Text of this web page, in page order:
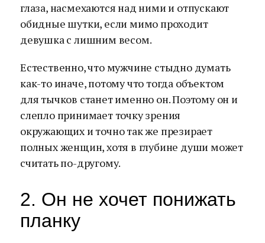
глаза, насмехаются над ними и отпускают
обидные шутки, если мимо проходит
девушка с лишним весом.
Естественно, что мужчине стыдно думать
как-то иначе, потому что тогда объектом
для тычков станет именно он. Поэтому он и
слепло принимает точку зрения
окружающих и точно так же презирает
полных женщин, хотя в глубине души может
считать по-другому.
2. Он не хочет понижать
планку